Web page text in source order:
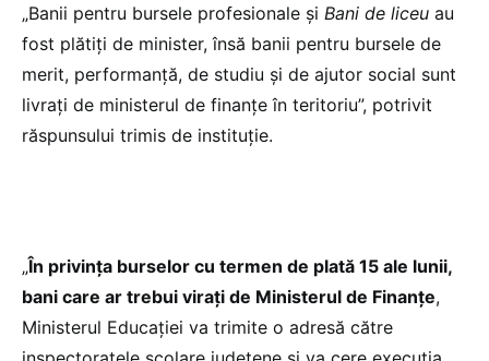
„Banii pentru bursele profesionale și Bani de liceu au
fost plătiți de minister, însă banii pentru bursele de
merit, performanță, de studiu și de ajutor social sunt
livrați de ministerul de finanțe în teritoriu”, potrivit
răspunsului trimis de instituție.
„În privința burselor cu termen de plată 15 ale lunii,
bani care ar trebui virați de Ministerul de Finanțe,
Ministerul Educației va trimite o adresă către